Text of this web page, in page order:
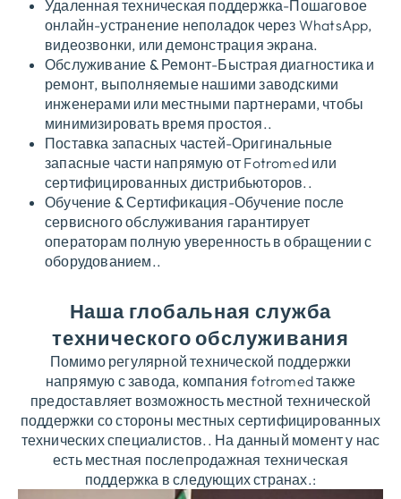
Удаленная техническая поддержка-Пошаговое
онлайн-устранение неполадок через WhatsApp,
видеозвонки, или демонстрация экрана.
Обслуживание & Ремонт-Быстрая диагностика и
ремонт, выполняемые нашими заводскими
инженерами или местными партнерами, чтобы
минимизировать время простоя..
Поставка запасных частей-Оригинальные
запасные части напрямую от Fotromed или
сертифицированных дистрибьюторов..
Обучение & Сертификация-Обучение после
сервисного обслуживания гарантирует
операторам полную уверенность в обращении с
оборудованием..
Наша глобальная служба
технического обслуживания
Помимо регулярной технической поддержки
напрямую с завода, компания fotromed также
предоставляет возможность местной технической
поддержки со стороны местных сертифицированных
технических специалистов.. На данный момент у нас
есть местная послепродажная техническая
поддержка в следующих странах.: